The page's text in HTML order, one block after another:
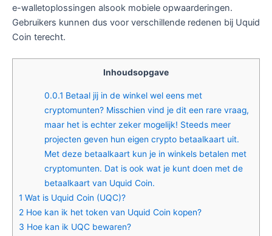
e-walletoplossingen alsook mobiele opwaarderingen.
Gebruikers kunnen dus voor verschillende redenen bij Uquid
Coin terecht.
Inhoudsopgave
0.0.1 Betaal jij in de winkel wel eens met
cryptomunten? Misschien vind je dit een rare vraag,
maar het is echter zeker mogelijk! Steeds meer
projecten geven hun eigen crypto betaalkaart uit.
Met deze betaalkaart kun je in winkels betalen met
cryptomunten. Dat is ook wat je kunt doen met de
betaalkaart van Uquid Coin.
1 Wat is Uquid Coin (UQC)?
2 Hoe kan ik het token van Uquid Coin kopen?
3 Hoe kan ik UQC bewaren?